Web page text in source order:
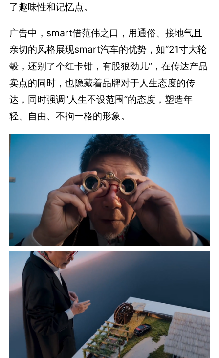
了趣味性和记忆点。
广告中，smart借范伟之口，用通俗、接地气且
亲切的风格展现smart汽车的优势，如“21寸大轮
毂，还别了个红卡钳，有股狠劲儿”，在传达产品
卖点的同时，也隐藏着品牌对于人生态度的传
达，同时强调“人生不设范围”的态度，塑造年
轻、自由、不拘一格的形象。